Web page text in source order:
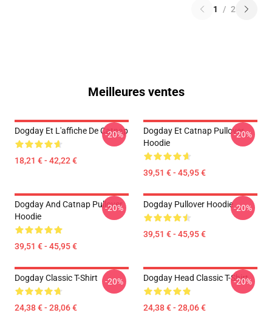
1 / 2
Meilleures ventes
Dogday Et L'affiche De Catnap
18,21 € - 42,22 €
-20%
Dogday Et Catnap Pullover
Hoodie
39,51 € - 45,95 €
-20%
Dogday And Catnap Pullover
Hoodie
39,51 € - 45,95 €
-20% Dogday Pullover Hoodie
39,51 € - 45,95 €
-20%
Dogday Classic T-Shirt
24,38 € - 28,06 €
-20% Dogday Head Classic T-Shirt
24,38 € - 28,06 €
-20%